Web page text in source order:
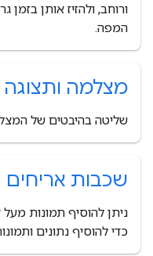
ורוחב, ולהזיז אותן בזמן
המפה.
מצלמה ותצוגה
שליטה בהיבטים של
שכבות אריחים
כדי להוסיף נתונים